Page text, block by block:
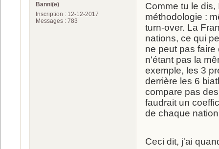
Banni(e)
Inscription : 12-12-2017
Messages : 783
Comme tu le
méthodologie :
turn-over. La
nations, ce qui
ne peut pas
n'étant pas la
exemple, les 3
derrière les 6
compare pas
faudrait un
de chaque
Ceci dit, j'ai